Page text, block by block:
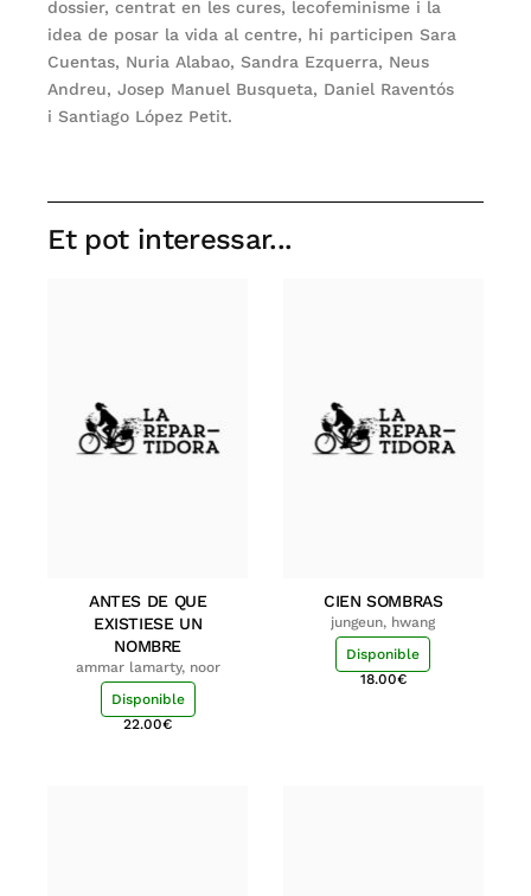
dossier, centrat en les cures, lecofeminisme i la
idea de posar la vida al centre, hi participen Sara
Cuentas, Nuria Alabao, Sandra Ezquerra, Neus
Andreu, Josep Manuel Busqueta, Daniel Raventós
i Santiago López Petit.
Et pot interessar...
ANTES DE QUE
EXISTIESE UN
NOMBRE
ammar lamarty, noor
Disponible
22.00€
CIEN SOMBRAS
jungeun, hwang
Disponible
18.00€